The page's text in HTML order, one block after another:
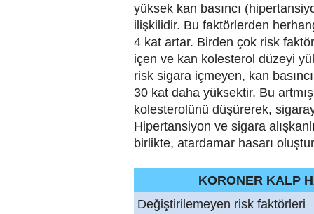
yüksek kan basıncı
ilişkilidir. Bu faktörlerden
4 kat artar. Birden çok risk
içen ve kan kolesterol düzeyi
risk sigara içmeyen, kan
30 kat daha yüksektir. Bu
kolesterolünü düşürerek,
Hipertansiyon ve sigara
birlikte, atardamar hasarı
KORONER KALP
Değiştirilemeyen risk faktörleri